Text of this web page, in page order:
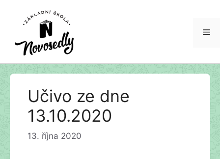
Přeskočit
Učivo ze dne
13.10.2020
13. října 2020